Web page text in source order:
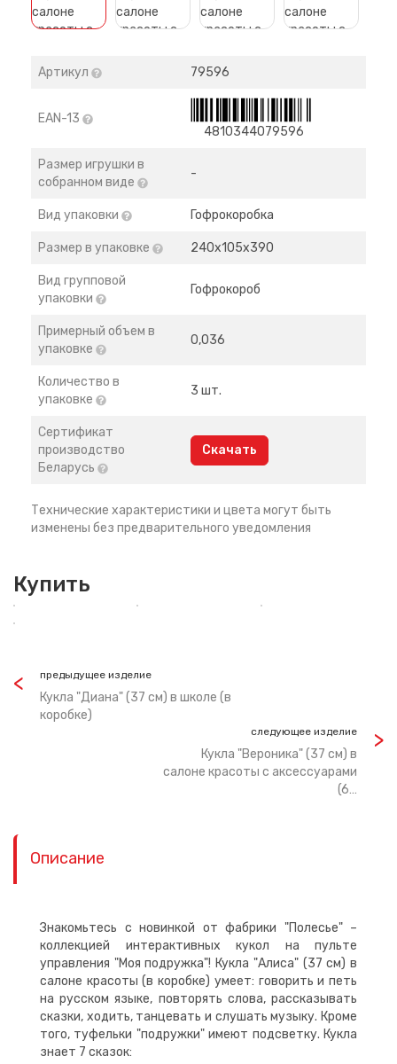
Артикул 79596
EAN-13
4810344079596
Размер игрушки в
собранном виде
-
Вид упаковки Гофрокоробка
Размер в упаковке 240х105х390
Вид групповой
упаковки
Гофрокороб
Примерный объем в
упаковке
0,036
Количество в
упаковке
3 шт.
Сертификат
производство
Беларусь
Скачать
Технические характеристики и цвета могут быть
изменены без предварительного уведомления
Купить
предыдущее изделие
Кукла "Диана" (37 см) в школе (в
коробке)
следующее изделие
Кукла "Вероника" (37 см) в
салоне красоты с аксессуарами
(6…
Описание
Знакомьтесь с новинкой от фабрики "Полесье" –
коллекцией интерактивных кукол на пульте
управления "Моя подружка"! Кукла "Алиса" (37 см) в
салоне красоты (в коробке) умеет: говорить и петь
на русском языке, повторять слова, рассказывать
сказки, ходить, танцевать и слушать музыку. Кроме
того, туфельки "подружки" имеют подсветку. Кукла
знает 7 сказок: